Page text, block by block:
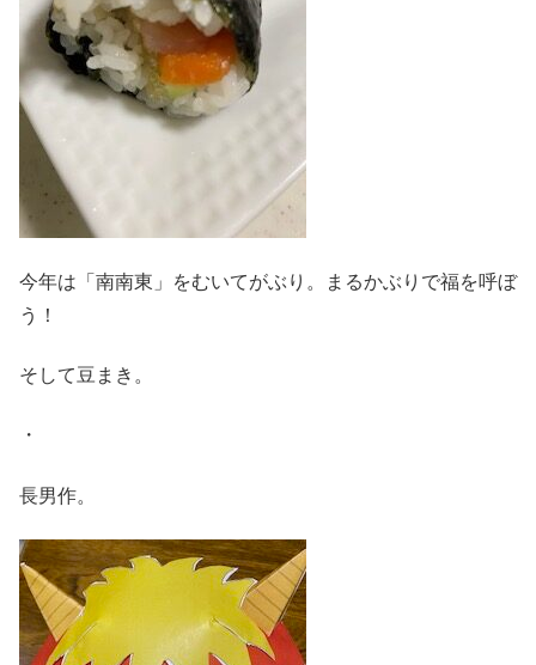
今年は「南南東」をむいてがぶり。まるかぶりで福を呼ぼ
う！
そして豆まき。
・
長男作。